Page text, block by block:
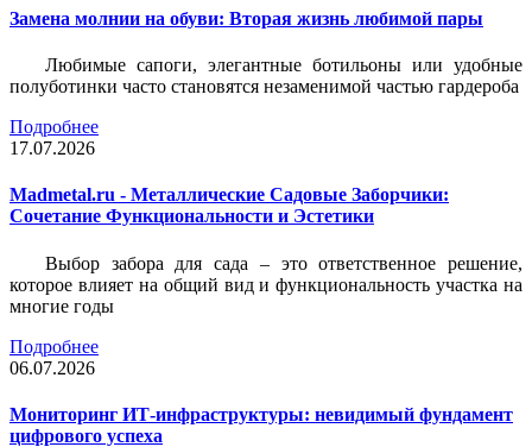
Замена молнии на обуви: Вторая жизнь любимой пары
Любимые сапоги, элегантные ботильоны или удобные
полуботинки часто становятся незаменимой частью гардероба
Подробнее
17.07.2026
Madmetal.ru - Металлические Садовые Заборчики:
Сочетание Функциональности и Эстетики
Выбор забора для сада – это ответственное решение,
которое влияет на общий вид и функциональность участка на
многие годы
Подробнее
06.07.2026
Мониторинг ИТ-инфраструктуры: невидимый фундамент
цифрового успеха